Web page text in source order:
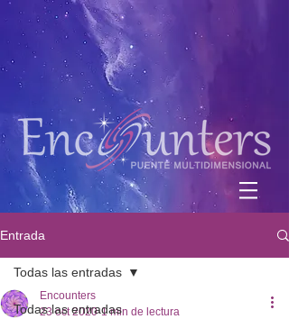
Entrada
Todas las entradas
Todas las entradas
Encounters
23 oct 2020 1 min de lectura